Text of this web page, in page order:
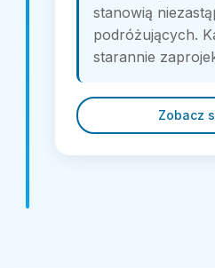
stanowią
podróżujących.
starannie
Zobacz